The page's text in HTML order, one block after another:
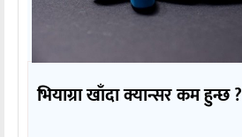
भियाग्रा खाँदा क्यान्सर कम हुन्छ ?